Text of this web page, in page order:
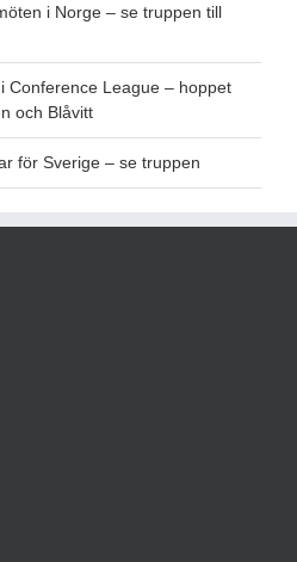
i Norge – se truppen till
Conference League – hoppet
och Blåvitt
för Sverige – se truppen